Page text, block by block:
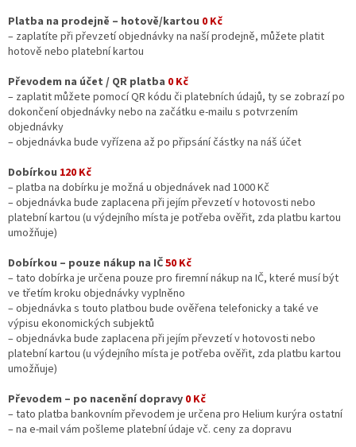
Platba na prodejně – hotově/kartou 0 Kč
– zaplatíte při převzetí objednávky na naší prodejně, můžete platit
hotově nebo platební kartou
Převodem na účet / QR platba 0 Kč
– zaplatit můžete pomocí QR kódu či platebních údajů, ty se zobrazí po
dokončení objednávky nebo na začátku e-mailu s potvrzením
objednávky
– objednávka bude vyřízena až po připsání částky na náš účet
Dobírkou 120 Kč
– platba na dobírku je možná u objednávek nad 1000 Kč
– objednávka bude zaplacena při jejím převzetí v hotovosti nebo
platební kartou (u výdejního místa je potřeba ověřit, zda platbu kartou
umožňuje)
Dobírkou – pouze nákup na IČ50 Kč
– tato dobírka je určena pouze pro firemní nákup na IČ, které musí být
ve třetím kroku objednávky vyplněno
– objednávka s touto platbou bude ověřena telefonicky a také ve
výpisu ekonomických subjektů
– objednávka bude zaplacena při jejím převzetí v hotovosti nebo
platební kartou (u výdejního místa je potřeba ověřit, zda platbu kartou
umožňuje)
Převodem – po nacenění dopravy 0 Kč
– tato platba bankovním převodem je určena pro Helium kurýra ostatní
– na e-mail vám pošleme platební údaje vč. ceny za dopravu